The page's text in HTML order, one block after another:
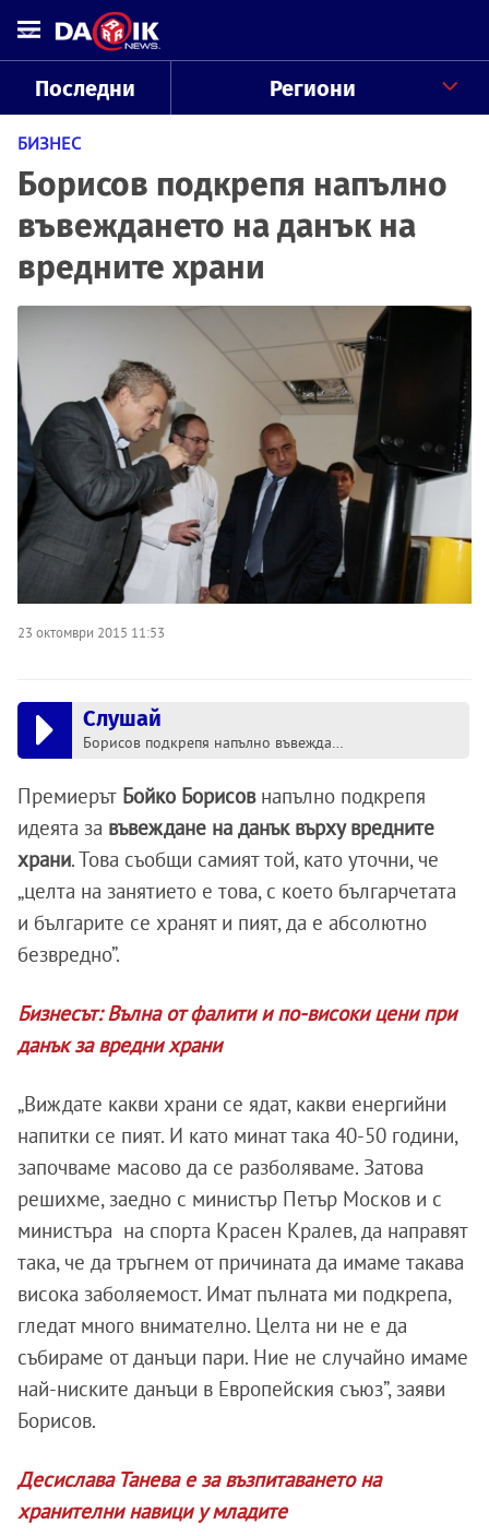
Последни Региони
БИЗНЕС
Борисов подкрепя напълно
въвеждането на данък на
вредните храни
23 октомври 2015 11:53
Слушай
Борисов подкрепя напълно въвеждането на данък на вредните храни
Премиерът Бойко Борисов напълно подкрепя
идеята за въвеждане на данък върху вредните
храни. Това съобщи самият той, като уточни, че
„целта на занятието е това, с което българчетата
и българите се хранят и пият, да е абсолютно
безвредно”.
Бизнесът: Вълна от фалити и по-високи цени при
данък за вредни храни
„Виждате какви храни се ядат, какви енергийни
напитки се пият. И като минат така 40-50 години,
започваме масово да се разболяваме. Затова
решихме, заедно с министър Петър Москов и с
министъра на спорта Красен Кралев, да направят
така, че да тръгнем от причината да имаме такава
висока заболяемост. Имат пълната ми подкрепа,
гледат много внимателно. Целта ни не е да
събираме от данъци пари. Ние не случайно имаме
най-ниските данъци в Европейския съюз”, заяви
Борисов.
Десислава Танева е за възпитаването на
хранителни навици у младите